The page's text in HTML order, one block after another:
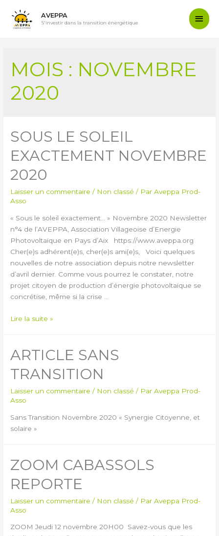
AVEPPA
S'investir dans la transition énergétique
MOIS : NOVEMBRE
2020
SOUS LE SOLEIL
EXACTEMENT NOVEMBRE
2020
Laisser un commentaire / Non classé / ParAveppa Prod-
Asso
« Sous le soleil exactement… » Novembre 2020 Newsletter
n°4 de l’AVEPPA, Association Villageoise d’Energie
Photovoltaïque en Pays d’Aix https://www.aveppa.org
Cher(e)s adhérent(e)s, cher(e)s ami(e)s, Voici quelques
nouvelles de notre association depuis notre newsletter
d’avril dernier. Comme vous pourrez le constater, notre
projet citoyen de production d’énergie photovoltaïque se
concrétise, même si la crise …
Lire la suite »
ARTICLE SANS
TRANSITION
Laisser un commentaire / Non classé / ParAveppa Prod-
Asso
Sans Transition Novembre 2020 « Synergie Citoyenne, et
solaire »
ZOOM CABASSOLS
REPORTE
Laisser un commentaire / Non classé / ParAveppa Prod-
Asso
ZOOM Jeudi 12 novembre 20H00 Savez-vous que les